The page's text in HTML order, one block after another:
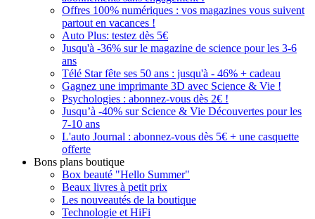
Offres 100% numériques : vos magazines vous suivent
partout en vacances !
Auto Plus: testez dès 5€
Jusqu'à -36% sur le magazine de science pour les 3-6
ans
Télé Star fête ses 50 ans : jusqu'à - 46% + cadeau
Gagnez une imprimante 3D avec Science & Vie !
Psychologies : abonnez-vous dès 2€ !
Jusqu’à -40% sur Science & Vie Découvertes pour les
7-10 ans
L'auto Journal : abonnez-vous dès 5€ + une casquette
offerte
Bons plans boutique
Box beauté "Hello Summer"
Beaux livres à petit prix
Les nouveautés de la boutique
Technologie et HiFi